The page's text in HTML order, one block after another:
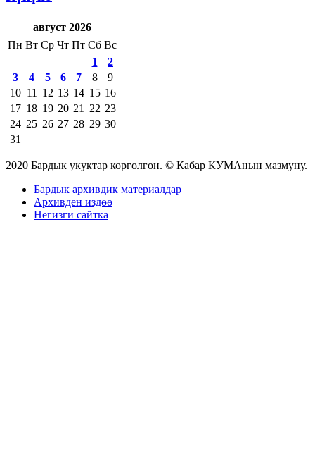
август 2026
Пн Вт Ср Чт Пт Сб Вс
1
2
3
4 5 6 7 8
9
10 11 12 13 14 15 16
17 18 19 20 21 22 23
24 25 26 27 28 29 30
31
2020 Бардык укуктар корголгон. © Кабар КУМАнын мазмуну.
Бардык архивдик материалдар
Архивден издөө
Негизги сайтка